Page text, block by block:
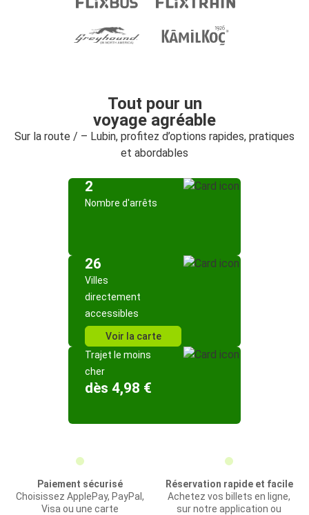
Tout pour un
voyage agréable
Sur la route / – Lubin, profitez d’options rapides, pratiques
et abordables
2
Nombre d'arrêts
26
Villes
directement
accessibles
Voir la carte
Trajet le moins
cher
dès 4,98 €
Paiement sécurisé
Choisissez ApplePay, PayPal,
Visa ou une carte
Réservation rapide et facile
Achetez vos billets en ligne,
sur notre application ou